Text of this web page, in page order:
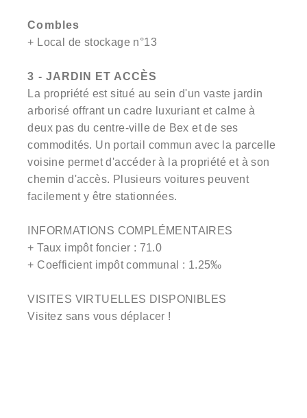
Combles
+ Local de stockage n°13
3 - JARDIN ET ACCÈS
La propriété est situé au sein d'un vaste jardin
arborisé offrant un cadre luxuriant et calme à
deux pas du centre-ville de Bex et de ses
commodités. Un portail commun avec la parcelle
voisine permet d'accéder à la propriété et à son
chemin d'accès. Plusieurs voitures peuvent
facilement y être stationnées.
INFORMATIONS COMPLÉMENTAIRES
+ Taux impôt foncier : 71.0
+ Coefficient impôt communal : 1.25‰
VISITES VIRTUELLES DISPONIBLES
Visitez sans vous déplacer !